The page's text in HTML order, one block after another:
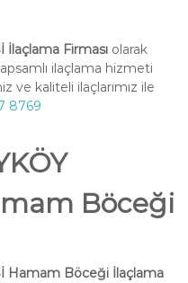
İlaçlama Firmasıolarak
ilaçlama hizmeti
ve kaliteli ilaçlarımız ile
8769
Böceği
Hamam Böceği İlaçlama